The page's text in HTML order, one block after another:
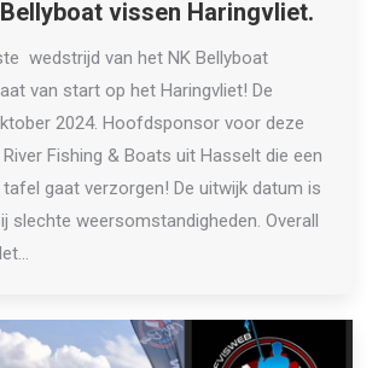
vissen Haringvliet.
wedstrijd van het NK Bellyboat
van start op het Haringvliet! De
2024. Hoofdsponsor voor deze
Fishing & Boats uit Hasselt die een
gaat verzorgen! De uitwijk datum is
slechte weersomstandigheden. Overall